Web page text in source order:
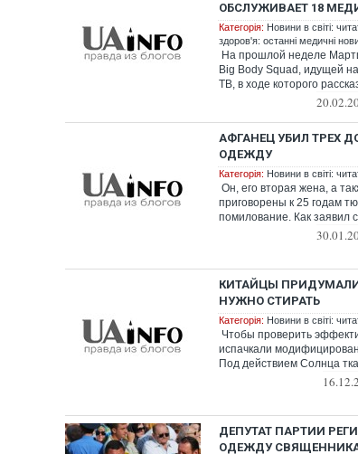
ОБСЛУЖИВАЕТ 18
Категорія: Новини в світі:
здоров'я: останні медичні
На прошлой неделе
Big Body Squad, идущей
ТВ, в ходе которого
АФГАНЕЦ УБИЛ ТРЕХ
ОДЕЖДУ
Категорія: Новини в світі:
Он, его вторая жена, а
приговорены к 25 годам
помилование. Как заявил
КИТАЙЦЫ
НУЖНО СТИРАТЬ
Категорія: Новини в світі:
Чтобы проверить
испачкали
Под действием Солнца
ДЕПУТАТ ПАРТИИ
ОДЕЖДУ